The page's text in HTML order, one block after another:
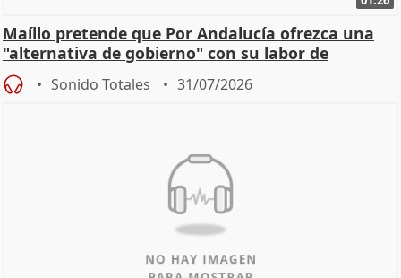
Maíllo pretende que Por Andalucía ofrezca una
"alternativa de gobierno" con su labor de
oposición
Sonido Totales 31/07/2026